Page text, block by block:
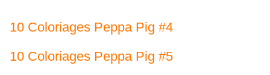
10 Coloriages Peppa Pig #4
10 Coloriages Peppa Pig #5